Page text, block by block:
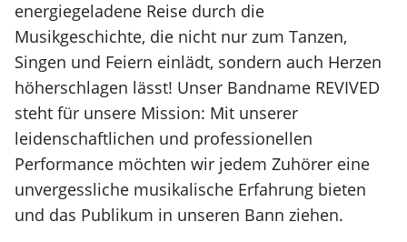
energiegeladene Reise durch die
Musikgeschichte, die nicht nur zum Tanzen,
Singen und Feiern einlädt, sondern auch Herzen
höherschlagen lässt! Unser Bandname REVIVED
steht für unsere Mission: Mit unserer
leidenschaftlichen und professionellen
Performance möchten wir jedem Zuhörer eine
unvergessliche musikalische Erfahrung bieten
und das Publikum in unseren Bann ziehen.